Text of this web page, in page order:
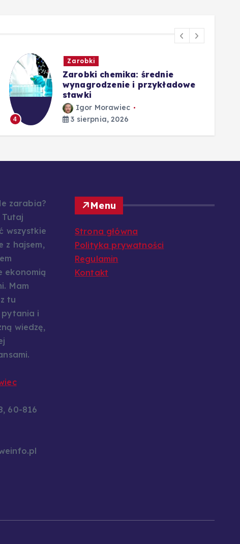
4
Zarobki
Zarobki chemika: średnie
wynagrodzenie i przykładowe
stawki
Igor Morawiec
3 sierpnia, 2026
zarabia?
wszystkie
z hajsem,
ekonomią
Mam
tu
pytania i
wiedzę,
60-816
Menu
Strona główna
Polityka prywatności
Regulamin
Kontakt